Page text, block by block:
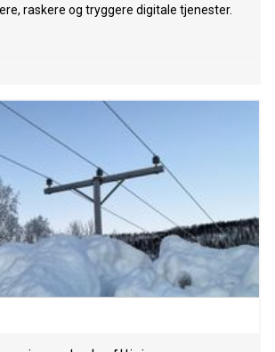
raskere og tryggere digitale tjenester.